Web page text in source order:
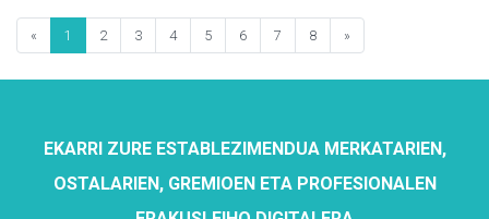
« 1 2 3 4 5 6 7 8 »
EKARRI ZURE ESTABLEZIMENDUA MERKATARIEN,
OSTALARIEN, GREMIOEN ETA PROFESIONALEN